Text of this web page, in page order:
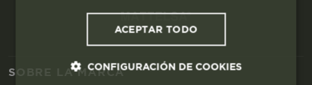
SOBRE LA MARCA
ACEPTAR TODO
CONFIGURACIÓN DE COOKIES